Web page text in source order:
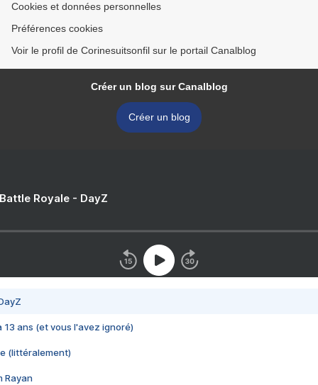
Cookies et données personnelles
Préférences cookies
Voir le profil de Corinesuitsonfil sur le portail Canalblog
Créer un blog sur Canalblog
Créer un blog
Royale - DayZ
13 ans (et vous l'avez ignoré)
(littéralement)
Rayan